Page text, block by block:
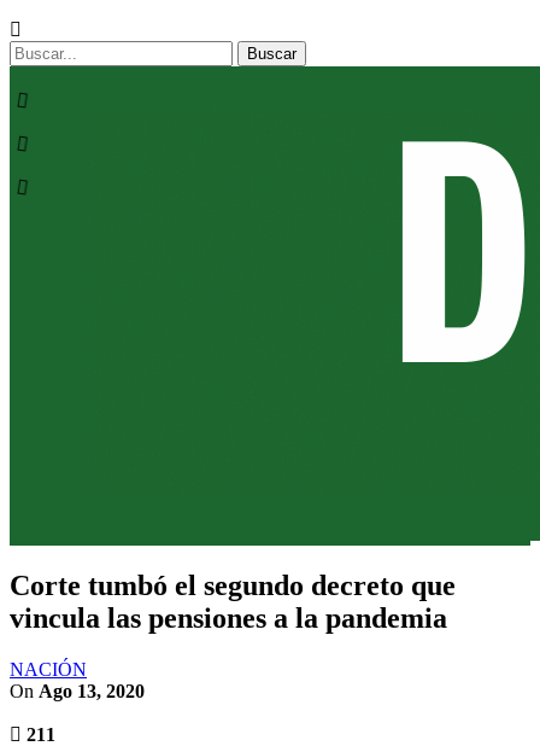
Corte tumbó el segundo decreto que
vincula las pensiones a la pandemia
NACIÓN
On Ago 13, 2020
211